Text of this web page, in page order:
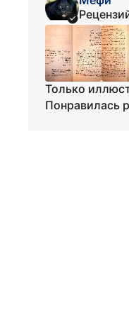
Только
Понравилась